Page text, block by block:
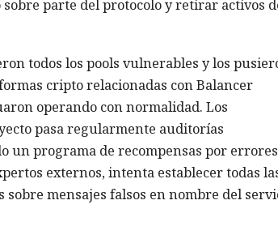
parte del protocolo y retirar activos
todos los pools vulnerables y los
cripto relacionadas con Balancer
operando con normalidad. Los
pasa regularmente auditorías
un programa de recompensas por errores
externos, intenta establecer todas
mensajes falsos en nombre del